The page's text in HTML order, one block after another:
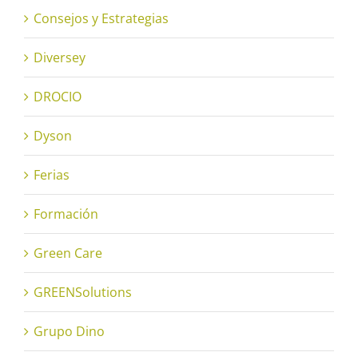
Consejos y Estrategias
Diversey
DROCIO
Dyson
Ferias
Formación
Green Care
GREENSolutions
Grupo Dino